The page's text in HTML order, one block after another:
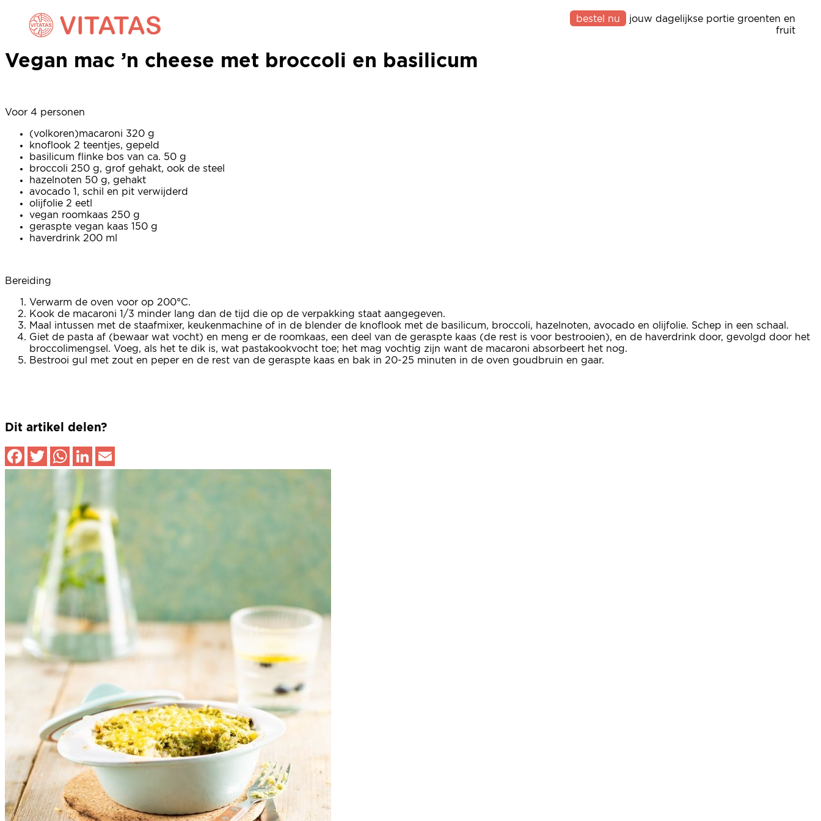
bestel nu
jouw dagelijkse portie groenten en
fruit
Vegan mac ’n cheese met broccoli en basilicum
Vegan mac ’n cheese met broccoli en basilicum
Voor 4 personen
(volkoren)macaroni 320 g
knoflook 2 teentjes, gepeld
basilicum flinke bos van ca. 50 g
broccoli 250 g, grof gehakt, ook de steel
hazelnoten 50 g, gehakt
avocado 1, schil en pit verwijderd
olijfolie 2 eetl
vegan roomkaas 250 g
geraspte vegan kaas 150 g
haverdrink 200 ml
Bereiding
Verwarm de oven voor op 200°C.
Kook de macaroni 1/3 minder lang dan de tijd die op de verpakking staat aangegeven.
Maal intussen met de staafmixer, keukenmachine of in de blender de knoflook met de basilicum, broccoli, hazelnoten, avocado en olijfolie. Schep in een schaal.
Giet de pasta af (bewaar wat vocht) en meng er de roomkaas, een deel van de geraspte kaas (de rest is voor bestrooien), en de haverdrink door, gevolgd door het
broccolimengsel. Voeg, als het te dik is, wat pastakookvocht toe; het mag vochtig zijn want de macaroni absorbeert het nog.
Bestrooi gul met zout en peper en de rest van de geraspte kaas en bak in 20-25 minuten in de oven goudbruin en gaar.
Dit artikel delen?